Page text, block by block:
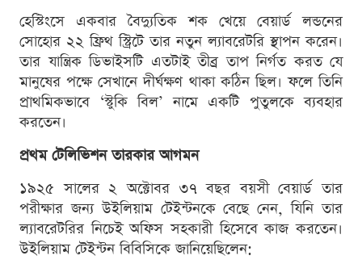
হেস্টিংসে একবার বৈদ্যুতিক শক খেয়ে বেয়ার্ড লন্ডনের
সোহোর ২২ ফ্রিথ স্ট্রিটে তার নতুন ল্যাবরেটরি স্থাপন করেন।
তার যান্ত্রিক ডিভাইসটি এতটাই তীব্র তাপ নির্গত করত যে
মানুষের পক্ষে সেখানে দীর্ঘক্ষণ থাকা কঠিন ছিল। ফলে তিনি
প্রাথমিকভাবে ‘স্টুকি বিল’ নামে একটি পুতুলকে ব্যবহার
করতেন।
প্রথম টেলিভিশন তারকার আগমন
১৯২৫ সালের ২ অক্টোবর ৩৭ বছর বয়সী বেয়ার্ড তার
পরীক্ষার জন্য উইলিয়াম টেইন্টনকে বেছে নেন, যিনি তার
ল্যাবরেটরির নিচেই অফিস সহকারী হিসেবে কাজ করতেন।
উইলিয়াম টেইন্টন বিবিসিকে জানিয়েছিলেন: